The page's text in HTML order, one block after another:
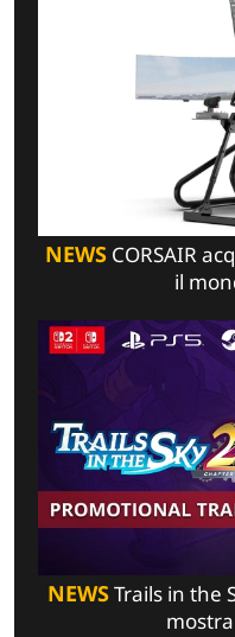
NEWSCORSAIR
il
NEWSTrails in the